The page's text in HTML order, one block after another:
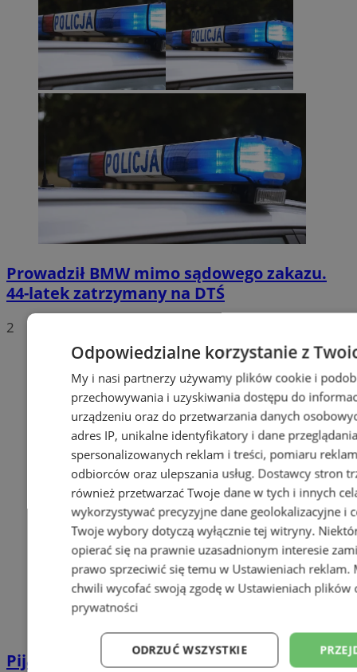
Prowadził BMW mimo sądowego zakazu.
44-latek zatrzymany na DTŚ
2
Pijana 32-latka z zakazem prowadzenia
Odpowiedzialne korzystanie z
My i nasi partnerzy używamy plików cookie i
przechowywania i uzyskiwania dostępu do
urządzeniu oraz do przetwarzania danych
adres IP, unikalne identyfikatory i dane
spersonalizowanych reklam i treści, pomiaru
odbiorców oraz ulepszania usług. Dostawcy stron
również przetwarzać Twoje dane w tych i innych
wykorzystywać precyzyjne dane geolokalizacyjne i
Twoje wybory dotyczą wyłącznie tej witryny.
opierać się na prawnie uzasadnionym interesie
prawo sprzeciwić się temu w Ustawieniach reklam.
chwili wycofać swoją zgodę w Ustawieniach plików
prywatności
ODRZUĆ WSZYSTKIE